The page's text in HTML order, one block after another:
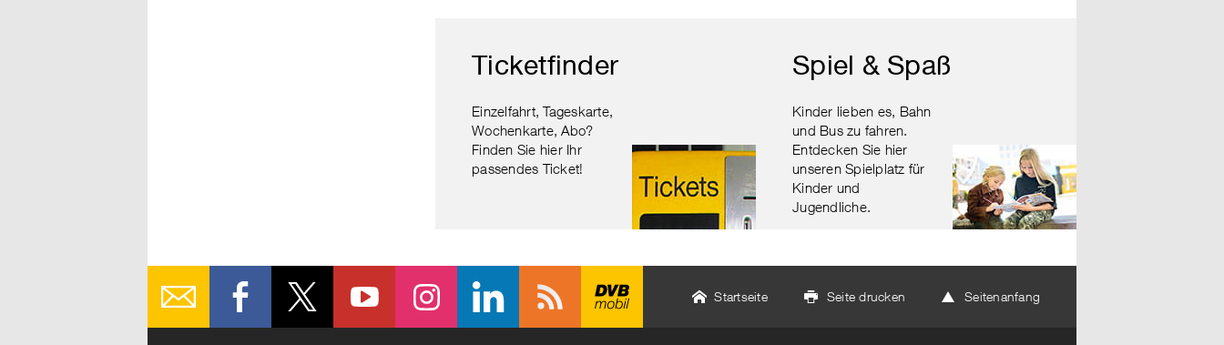
Ticketfinder
Einzelfahrt, Tageskarte,
Wochenkarte, Abo?
Finden Sie hier Ihr
passendes Ticket!
Spiel & Spaß
Kinder lieben es, Bahn
und Bus zu fahren.
Entdecken Sie hier
unseren Spielplatz für
Kinder und
Jugendliche.
Startseite Seite drucken Seitenanfang